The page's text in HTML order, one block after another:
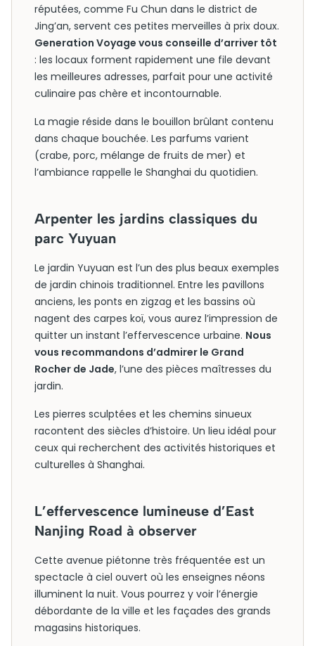
réputées, comme Fu Chun dans le district de
Jing’an, servent ces petites merveilles à prix doux.
Generation Voyage vous conseille d’arriver tôt
: les locaux forment rapidement une file devant
les meilleures adresses, parfait pour une activité
culinaire pas chère et incontournable.
La magie réside dans le bouillon brûlant contenu
dans chaque bouchée. Les parfums varient
(crabe, porc, mélange de fruits de mer) et
l’ambiance rappelle le Shanghai du quotidien.
Arpenter les jardins classiques du
parc Yuyuan
Le jardin Yuyuan est l’un des plus beaux exemples
de jardin chinois traditionnel. Entre les pavillons
anciens, les ponts en zigzag et les bassins où
nagent des carpes koï, vous aurez l’impression de
quitter un instant l’effervescence urbaine. Nous
vous recommandons d’admirer le Grand
Rocher de Jade, l’une des pièces maîtresses du
jardin.
Les pierres sculptées et les chemins sinueux
racontent des siècles d’histoire. Un lieu idéal pour
ceux qui recherchent des activités historiques et
culturelles à Shanghai.
L’effervescence lumineuse d’East
Nanjing Road à observer
Cette avenue piétonne très fréquentée est un
spectacle à ciel ouvert où les enseignes néons
illuminent la nuit. Vous pourrez y voir l’énergie
débordante de la ville et les façades des grands
magasins historiques.